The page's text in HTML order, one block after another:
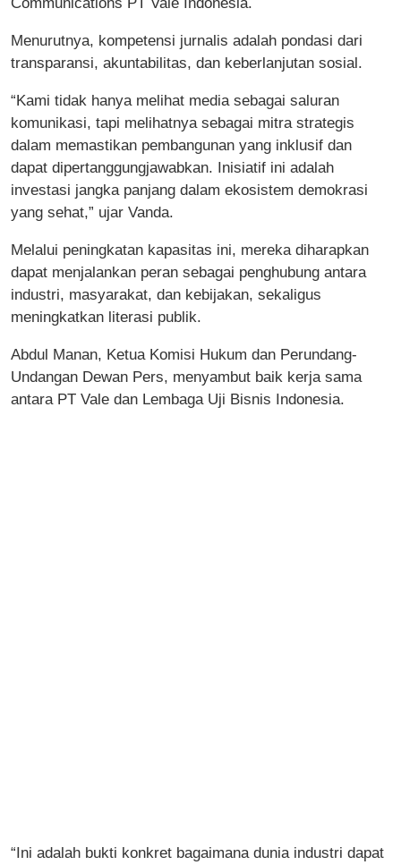
Menurutnya, kompetensi jurnalis adalah pondasi dari
transparansi, akuntabilitas, dan keberlanjutan sosial.
“Kami tidak hanya melihat media sebagai saluran
komunikasi, tapi melihatnya sebagai mitra strategis
dalam memastikan pembangunan yang inklusif dan
dapat dipertanggungjawabkan. Inisiatif ini adalah
investasi jangka panjang dalam ekosistem demokrasi
yang sehat,” ujar Vanda.
Melalui peningkatan kapasitas ini, mereka diharapkan
dapat menjalankan peran sebagai penghubung antara
industri, masyarakat, dan kebijakan, sekaligus
meningkatkan literasi publik.
Abdul Manan, Ketua Komisi Hukum dan Perundang-
Undangan Dewan Pers, menyambut baik kerja sama
antara PT Vale dan Lembaga Uji Bisnis Indonesia.
“Ini adalah bukti konkret bagaimana dunia industri dapat